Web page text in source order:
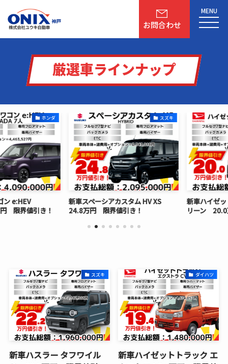
お問合わせ
MENU
厳選車ラインナップ
ホンダ
e:HEV
界値引き！
スズキ
新車スペーシアカスタム HV XS
24.8万円 限界値引き！
新車ハイゼッ
リーン 20.0
スズキ
新車ハスラー タフワイル
ダイハツ
新車ハイゼットトラック エ